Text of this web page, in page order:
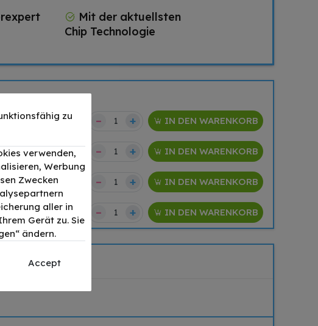
Mit der aktuellsten
Chip Technologie
12500 129,90 € – + IN DEN WARENKORB
9500 159,90 € – + IN DEN WARENKORB
9500 159,90 € – + IN DEN WARENKORB
9500 449,90 € – + IN DEN WARENKORB
zu
verwenden,
Werbung
Zwecken
aller in
Gerät zu. Sie
ändern.
Accept